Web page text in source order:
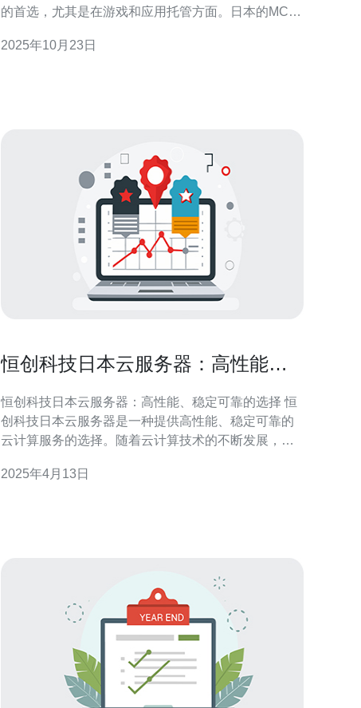
的首选，尤其是在游戏和应用托管方面。日本的MC服
势，吸引了大量用户。本文将为您提供一份详尽的使
2025年10月23日
恒创科技日本云服务器：高性能、
恒创科技日本云服务器：高性能、稳定可靠的选择 恒
创科技日本云服务器是一种提供高性能、稳定可靠的
云计算服务的选择。随着云计算技术的不断发展，云
科技日本云服务器凭借其优良的性能和稳定性，成为
2025年4月13日